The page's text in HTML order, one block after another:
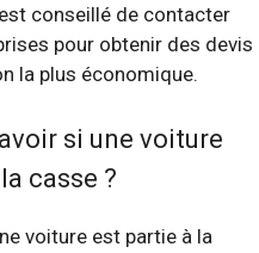
conseillé de contacter
pour obtenir des devis
la plus économique.
si une voiture
casse ?
voiture est partie à la